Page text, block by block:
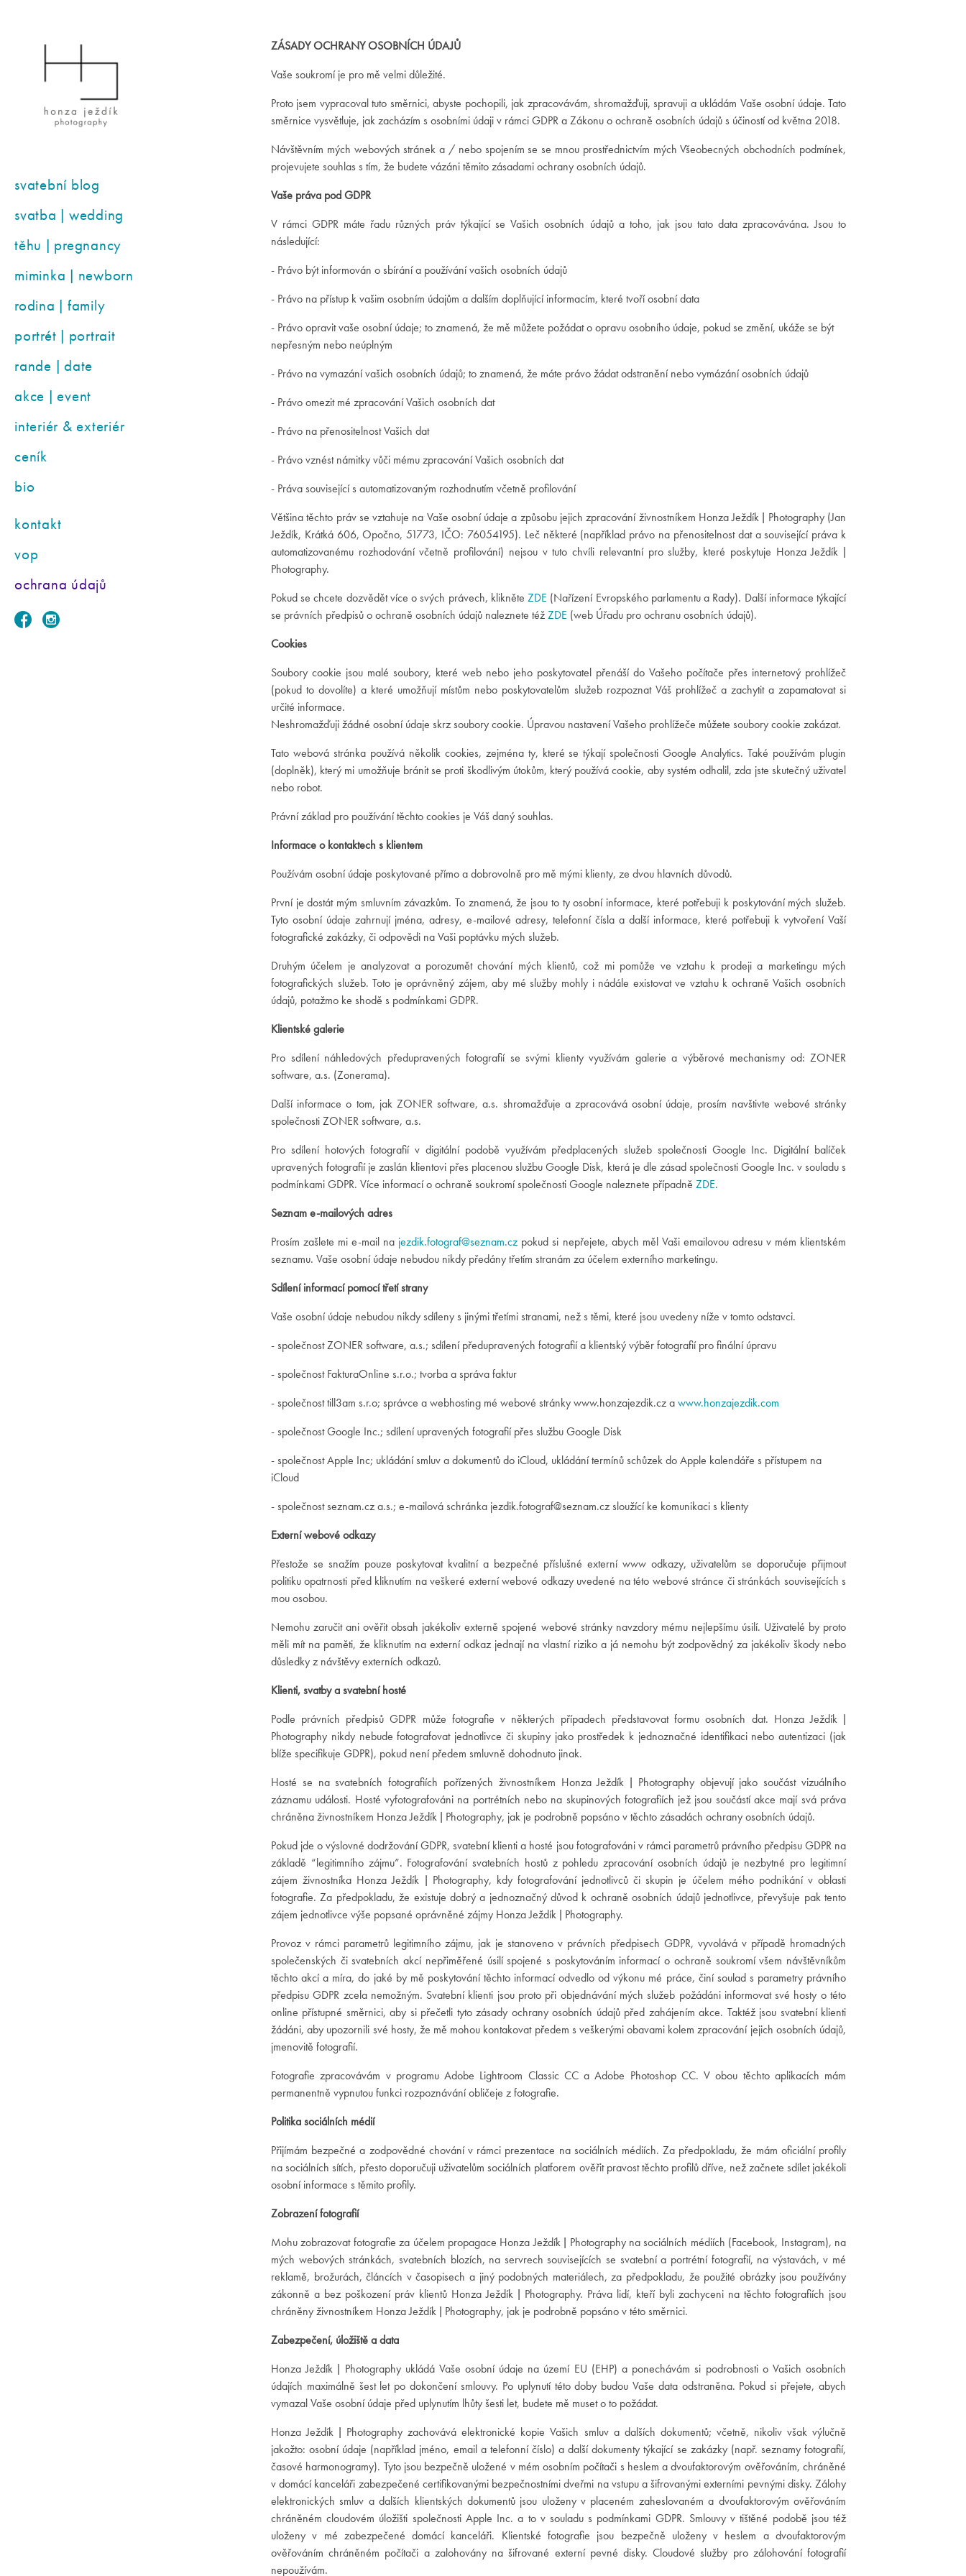
svatební blog
svatba | wedding
těhu | pregnancy
miminka | newborn
rodina | family
portrét | portrait
rande | date
akce | event
interiér & exteriér
ceník
bio
kontakt
vop
ochrana údajů
ZÁSADY OCHRANY OSOBNÍCH ÚDAJŮ
Vaše soukromí je pro mě velmi důležité.
Proto jsem vypracoval tuto směrnici, abyste pochopili, jak zpracovávám, shromažďuji, spravuji a ukládám Vaše osobní údaje. Tato
směrnice vysvětluje, jak zacházím s osobními údaji v rámci GDPR a Zákonu o ochraně osobních údajů s účiností od května 2018.
Návštěvním mých webových stránek a / nebo spojením se se mnou prostřednictvím mých Všeobecných obchodních podmínek,
projevujete souhlas s tím, že budete vázáni těmito zásadami ochrany osobních údajů.
Vaše práva pod GDPR
V rámci GDPR máte řadu různých práv týkající se Vašich osobních údajů a toho, jak jsou tato data zpracovávána. Jsou to
následující:
- Právo být informován o sbírání a používání vašich osobních údajů
- Právo na přístup k vašim osobním údajům a dalším doplňující informacím, které tvoří osobní data
- Právo opravit vaše osobní údaje; to znamená, že mě můžete požádat o opravu osobního údaje, pokud se změní, ukáže se být
nepřesným nebo neúplným
- Právo na vymazání vašich osobních údajů; to znamená, že máte právo žádat odstranění nebo vymázání osobních údajů
- Právo omezit mé zpracování Vašich osobních dat
- Právo na přenositelnost Vašich dat
- Právo vznést námitky vůči mému zpracování Vašich osobních dat
- Práva související s automatizovaným rozhodnutím včetně profilování
Většina těchto práv se vztahuje na Vaše osobní údaje a způsobu jejich zpracování živnostníkem Honza Ježdík | Photography (Jan
Ježdík, Krátká 606, Opočno, 51773, IČO: 76054195). Leč některé (například právo na přenositelnost dat a související práva k
automatizovanému rozhodování včetně profilování) nejsou v tuto chvíli relevantní pro služby, které poskytuje Honza Ježdík |
Photography.
Pokud se chcete dozvědět více o svých právech, klikněteZDE (Nařízení Evropského parlamentu a Rady). Další informace týkající
se právních předpisů o ochraně osobních údajů naleznete téžZDE (web Úřadu pro ochranu osobních údajů).
Cookies
Soubory cookie jsou malé soubory, které web nebo jeho poskytovatel přenáší do Vašeho počítače přes internetový prohlížeč
(pokud to dovolíte) a které umožňují místům nebo poskytovatelům služeb rozpoznat Váš prohlížeč a zachytit a zapamatovat si
určité informace.
Neshromažďuji žádné osobní údaje skrz soubory cookie. Úpravou nastavení Vašeho prohlížeče můžete soubory cookie zakázat.
Tato webová stránka používá několik cookies, zejména ty, které se týkají společnosti Google Analytics. Také používám plugin
(doplněk), který mi umožňuje bránit se proti škodlivým útokům, který používá cookie, aby systém odhalil, zda jste skutečný uživatel
nebo robot.
Právní základ pro používání těchto cookies je Váš daný souhlas.
Informace o kontaktech s klientem
Používám osobní údaje poskytované přímo a dobrovolně pro mě mými klienty, ze dvou hlavních důvodů.
První je dostát mým smluvním závazkům. To znamená, že jsou to ty osobní informace, které potřebuji k poskytování mých služeb.
Tyto osobní údaje zahrnují jména, adresy, e-mailové adresy, telefonní čísla a další informace, které potřebuji k vytvoření Vaší
fotografické zakázky, či odpovědi na Vaši poptávku mých služeb.
Druhým účelem je analyzovat a porozumět chování mých klientů, což mi pomůže ve vztahu k prodeji a marketingu mých
fotografických služeb. Toto je oprávněný zájem, aby mé služby mohly i nádále existovat ve vztahu k ochraně Vašich osobních
údajů, potažmo ke shodě s podmínkami GDPR.
Klientské galerie
Pro sdílení náhledových předupravených fotografií se svými klienty využívám galerie a výběrové mechanismy od: ZONER
software, a.s. (Zonerama).
Další informace o tom, jak ZONER software, a.s. shromažďuje a zpracovává osobní údaje, prosím navštivte webové stránky
společnosti ZONER software, a.s.
Pro sdílení hotových fotografií v digitální podobě využívám předplacených služeb společnosti Google Inc. Digitální balíček
upravených fotografií je zaslán klientovi přes placenou službu Google Disk, která je dle zásad společnosti Google Inc. v souladu s
podmínkami GDPR. Více informací o ochraně soukromí společnosti Google naleznete případně ZDE.
Seznam e-mailových adres
Prosím zašlete mi e-mail na jezdik.fotograf@seznam.cz pokud si nepřejete, abych měl Vaši emailovou adresu v mém klientském
seznamu. Vaše osobní údaje nebudou nikdy předány třetím stranám za účelem externího marketingu.
Sdílení informací pomocí třetí strany
Vaše osobní údaje nebudou nikdy sdíleny s jinými třetími stranami, než s těmi, které jsou uvedeny níže v tomto odstavci.
- společnost ZONER software, a.s.; sdílení předupravených fotografií a klientský výběr fotografií pro finální úpravu
- společnost FakturaOnline s.r.o.; tvorba a správa faktur
- společnost till3am s.r.o; správce a webhosting mé webové stránky www.honzajezdik.cz awww.honzajezdik.com
- společnost Google Inc.; sdílení upravených fotografií přes službu Google Disk
- společnost Apple Inc; ukládání smluv a dokumentů do iCloud, ukládání termínů schůzek do Apple kalendáře s přístupem na
iCloud
- společnost seznam.cz a.s.; e-mailová schránka jezdik.fotograf@seznam.cz sloužící ke komunikaci s klienty
Externí webové odkazy
Přestože se snažím pouze poskytovat kvalitní a bezpečné příslušné externí www odkazy, uživatelům se doporučuje přijmout
politiku opatrnosti před kliknutím na veškeré externí webové odkazy uvedené na této webové stránce či stránkách souvisejících s
mou osobou.
Nemohu zaručit ani ověřit obsah jakékoliv externě spojené webové stránky navzdory mému nejlepšímu úsilí. Uživatelé by proto
měli mít na paměti, že kliknutím na externí odkaz jednají na vlastní riziko a já nemohu být zodpovědný za jakékoliv škody nebo
důsledky z návštěvy externích odkazů.
Klienti, svatby a svatební hosté
Podle právních předpisů GDPR může fotografie v některých případech představovat formu osobních dat. Honza Ježdík |
Photography nikdy nebude fotografovat jednotlivce či skupiny jako prostředek k jednoznačné identifikaci nebo autentizaci (jak
blíže specifikuje GDPR), pokud není předem smluvně dohodnuto jinak.
Hosté se na svatebních fotografiích pořízených živnostníkem Honza Ježdík | Photography objevují jako součást vizuálního
záznamu události. Hosté vyfotografováni na portrétních nebo na skupinových fotografiích jež jsou součástí akce mají svá práva
chráněna živnostníkem Honza Ježdík | Photography, jak je podrobně popsáno v těchto zásadách ochrany osobních údajů.
Pokud jde o výslovné dodržování GDPR, svatební klienti a hosté jsou fotografováni v rámci parametrů právního předpisu GDPR na
základě “legitimního zájmu”. Fotografování svatebních hostů z pohledu zpracování osobních údajů je nezbytné pro legitimní
zájem živnostníka Honza Ježdík | Photography, kdy fotografování jednotlivců či skupin je účelem mého podnikání v oblasti
fotografie. Za předpokladu, že existuje dobrý a jednoznačný důvod k ochraně osobních údajů jednotlivce, převyšuje pak tento
zájem jednotlivce výše popsané oprávněné zájmy Honza Ježdík | Photography.
Provoz v rámci parametrů legitimního zájmu, jak je stanoveno v právních předpisech GDPR, vyvolává v případě hromadných
společenských či svatebních akcí nepřiměřené úsilí spojené s poskytováním informací o ochraně soukromí všem návštěvníkům
těchto akcí a míra, do jaké by mě poskytování těchto informací odvedlo od výkonu mé práce, činí soulad s parametry právního
předpisu GDPR zcela nemožným. Svatební klienti jsou proto při objednávání mých služeb požádáni informovat své hosty o této
online přístupné směrnici, aby si přečetli tyto zásady ochrany osobních údajů před zahájením akce. Taktéž jsou svatební klienti
žádáni, aby upozornili své hosty, že mě mohou kontakovat předem s veškerými obavami kolem zpracování jejich osobních údajů,
jmenovitě fotografií.
Fotografie zpracovávám v programu Adobe Lightroom Classic CC a Adobe Photoshop CC. V obou těchto aplikacích mám
permanentně vypnutou funkci rozpoznávání obličeje z fotografie.
Politika sociálních médií
Přijímám bezpečné a zodpovědné chování v rámci prezentace na sociálních médiích. Za předpokladu, že mám oficiální profily
na sociálních sítích, přesto doporučuji uživatelům sociálních platforem ověřit pravost těchto profilů dříve, než začnete sdílet jakékoli
osobní informace s těmito profily.
Zobrazení fotografií
Mohu zobrazovat fotografie za účelem propagace Honza Ježdík | Photography na sociálních médiích (Facebook, Instagram), na
mých webových stránkách, svatebních blozích, na servrech souvisejících se svatební a portrétní fotografií, na výstavách, v mé
reklamě, brožurách, článcích v časopisech a jiný podobných materiálech, za předpokladu, že použité obrázky jsou používány
zákonně a bez poškození práv klientů Honza Ježdík | Photography. Práva lidí, kteří byli zachyceni na těchto fotografiích jsou
chráněny živnostníkem Honza Ježdík | Photography, jak je podrobně popsáno v této směrnici.
Zabezpečení, úložiště a data
Honza Ježdík | Photography ukládá Vaše osobní údaje na území EU (EHP) a ponechávám si podrobnosti o Vašich osobních
údajích maximálně šest let po dokončení smlouvy. Po uplynutí této doby budou Vaše data odstraněna. Pokud si přejete, abych
vymazal Vaše osobní údaje před uplynutím lhůty šesti let, budete mě muset o to požádat.
Honza Ježdík | Photography zachovává elektronické kopie Vašich smluv a dalších dokumentů; včetně, nikoliv však výlučně
jakožto: osobní údaje (například jméno, email a telefonní číslo) a další dokumenty týkající se zakázky (např. seznamy fotografií,
časové harmonogramy). Tyto jsou bezpečně uložené v mém osobním počítači s heslem a dvoufaktorovým ověřováním, chráněné
v domácí kanceláři zabezpečené certifikovanými bezpečnostními dveřmi na vstupu a šifrovanými externími pevnými disky. Zálohy
elektronických smluv a dalších klientských dokumentů jsou uloženy v placeném zaheslovaném a dvoufaktorovým ověřováním
chráněném cloudovém úložišti společnosti Apple Inc. a to v souladu s podmínkami GDPR. Smlouvy v tištěné podobě jsou též
uloženy v mé zabezpečené domácí kanceláři. Klientské fotografie jsou bezpečně uloženy v heslem a dvoufaktorovým
ověřováním chráněném počítači a zalohovány na šifrované externí pevné disky. Cloudové služby pro zálohování fotografií
nepoužívám.